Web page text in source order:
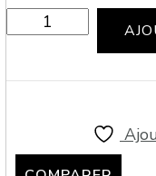
quantité
de
WAVE
Vape